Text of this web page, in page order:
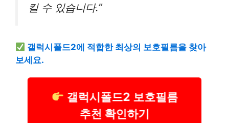
킬 수 있습니다.”
갤럭시폴드2에 적합한 최상의 보호필름을 찾아
보세요.
갤럭시폴드2 보호필름
추천 확인하기